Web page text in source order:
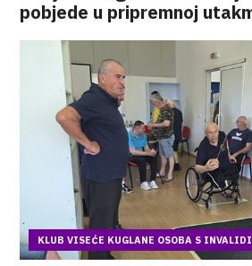
pobjede u pripremnoj
KLUB VISEĆE KUGLANE OSOBA S